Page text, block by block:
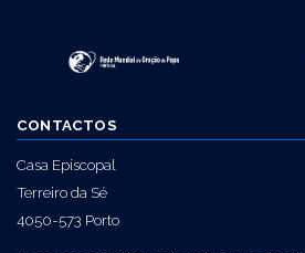
CONTACTOS
Casa Episcopal
Terreiro da Sé
4050-573 Porto